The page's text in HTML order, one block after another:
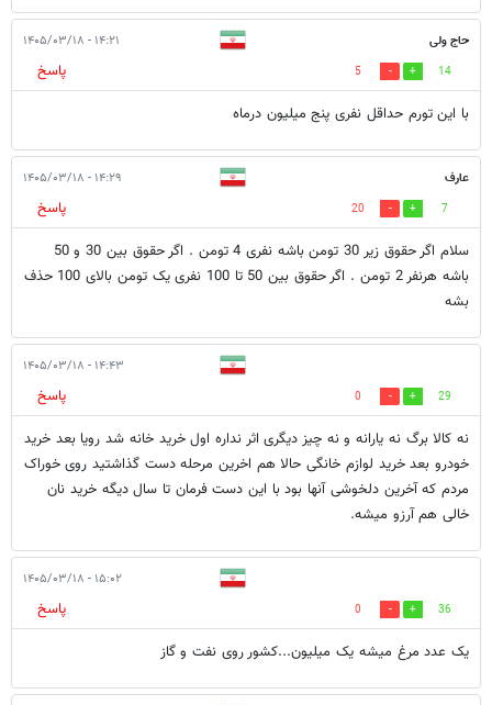
حاج ولی ۱۴:۲۱ - ۱۴۰۵/۰۳/۱۸
14
5
پاسخ
با این تورم حداقل نفری پنج میلیون درماه
عارف ۱۴:۲۹ - ۱۴۰۵/۰۳/۱۸
7
20
پاسخ
سلام اگر حقوق زیر 30 تومن باشه نفری 4 تومن . اگر حقوق بین 30 و 50
باشه هرنفر 2 تومن . اگر حقوق بین 50 تا 100 نفری یک تومن بالای 100 حذف
بشه
۱۴:۴۳ - ۱۴۰۵/۰۳/۱۸
29
0
پاسخ
نه کالا برگ نه یارانه و نه چیز دیگری اثر نداره اول خرید خانه شد رویا بعد خرید
خودرو بعد خرید لوازم خانگی حالا هم اخرین مرحله دست گذاشتید روی خوراک
مردم که آخرین دلخوشی آنها بود با این دست فرمان تا سال دیگه خرید نان
خالی هم آرزو میشه.
۱۵:۰۲ - ۱۴۰۵/۰۳/۱۸
36
0
پاسخ
یک عدد مرغ میشه یک میلیون...کشور روی نفت و گاز